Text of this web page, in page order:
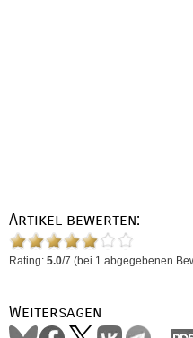
Artikel bewerten:
Rating: 5.0/7 (bei 1 abgegebenen
Weitersagen